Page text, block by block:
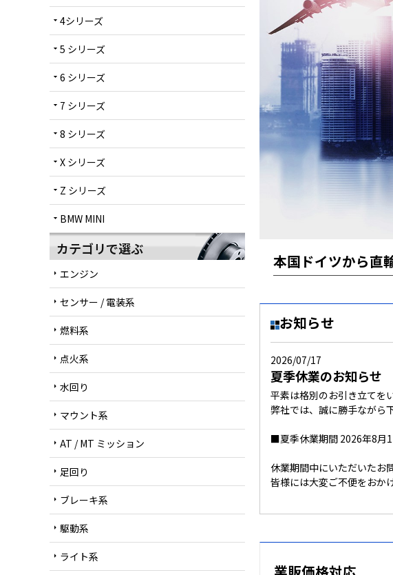
arrow_drop_down 4シリーズ
arrow_drop_down 5 シリーズ
arrow_drop_down 6 シリーズ
arrow_drop_down 7 シリーズ
arrow_drop_down 8 シリーズ
arrow_drop_down X シリーズ
arrow_drop_down Z シリーズ
arrow_drop_down BMW MINI
カテゴリで選ぶ
arrow_right エンジン
arrow_right センサー / 電装系
arrow_right 燃料系
arrow_right 点火系
arrow_right 水回り
arrow_right マウント系
arrow_right AT / MT ミッション
arrow_right 足回り
arrow_right ブレーキ系
arrow_right 駆動系
arrow_right ライト系
本国ドイツから直
お知らせ
2026/07/17
夏季休業のお知らせ
平素は格別のお引き立てを
弊社では、誠に勝手ながら
■夏季休業期間 2026年8
休業期間中にいただいたお
皆様には大変ご不便をおか